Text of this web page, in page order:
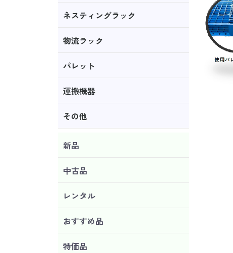
ネスティングラック
物流ラック
パレット
運搬機器
その他
新品
中古品
レンタル
おすすめ品
特価品